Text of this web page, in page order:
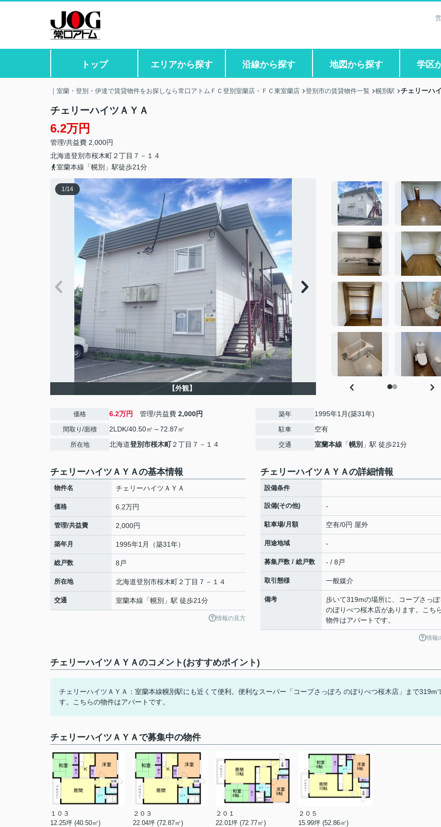
トップ エリアから探す 沿線から探す 地図から探す 学区
｜室蘭・登別・伊達で賃貸物件をお探しなら常口アトムＦＣ登別室蘭店・ＦＣ東室蘭店 登別市の賃貸物件一覧 幌別駅 チェリーハ
チェリーハイツＡＹＡ
6.2万円
管理/共益費 2,000円
北海道登別市桜木町２丁目７－１４
室蘭本線「幌別」駅徒歩21分
1/14
【外観】
価格 6.2万円 管理/共益費 2,000円
間取り/面積 2LDK/40.50㎡～72.87㎡
所在地 北海道登別市桜木町２丁目７－１４
築年 1995年1月(築31年)
駐車 空有
交通 室蘭本線 「幌別 」駅 徒歩21分
チェリーハイツＡＹＡの基本情報
物件名 チェリーハイツＡＹＡ
価格 6.2万円
管理/共益費 2,000円
築年月 1995年1月（築31年）
総戸数 8戸
所在地 北海道登別市桜木町２丁目７－１４
交通 室蘭本線 「幌別 」駅 徒歩21分
情報の見方
チェリーハイツＡＹＡの詳細情報
設備条件
設備(その他) -
駐車場/月額 空有/0円 屋外
用途地域 -
募集戸数 / 総戸数 - / 8戸
取引態様 一般媒介
備考
歩いて319mの場所に、コープさっ
のぼりべつ桜木店があります。こち
物件はアパートです。
情報
チェリーハイツＡＹＡのコメント(おすすめポイント)
チェリーハイツＡＹＡ：室蘭本線幌別駅にも近くて便利。便利なスーパー「コープさっぽろ のぼりべつ桜木店」まで319m
す。こちらの物件はアパートです。
チェリーハイツＡＹＡで募集中の物件
１０３
12.25坪 (40.50㎡)
２０３
22.04坪 (72.87㎡)
２０１
22.01坪 (72.77㎡)
２０５
15.99坪 (52.86㎡)